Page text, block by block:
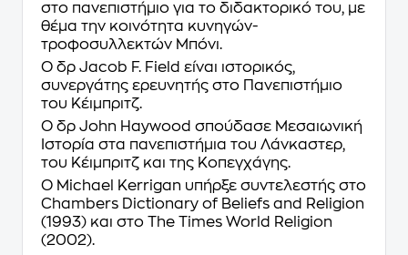
στο πανεπιστήμιο για το διδακτορικό του, με
θέμα την κοινότητα κυνηγών-
τροφοσυλλεκτών Μπόνι.
Ο δρ Jacob F. Field είναι ιστορικός,
συνεργάτης ερευνητής στο Πανεπιστήμιο
του Κέιμπριτζ.
Ο δρ John Haywood σπούδασε Μεσαιωνική
Ιστορία στα πανεπιστήμια του Λάνκαστερ,
του Κέιμπριτζ και της Κοπεγχάγης.
Ο Michael Kerrigan υπήρξε συντελεστής στο
Chambers Dictionary of Beliefs and Religion
(1993) και στο The Times World Religion
(2002).